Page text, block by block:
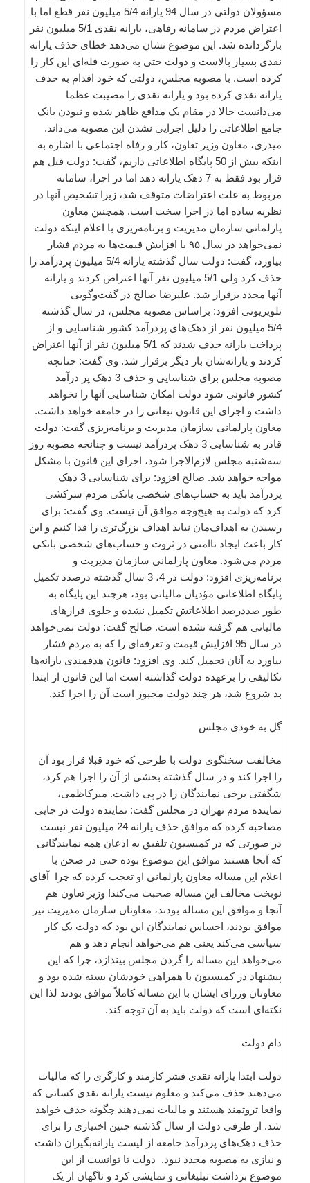
مسؤولان دولتی در سال 94 یارانه 5/4 میلیون نفر قطع اما با
اعتراض مردم در سامانه رفاهی، یارانه نقدی 5/1 میلیون نفر
بازگردانده شد. این موضوع نشان می‌دهد خطای حذف یارانه
نقدی بسیار بالاست و دولت حتی به صورت فله‌ای این کار را
کرده است. با مصوبه مجلس، دولتی که خود اقدام به حذف
یارانه نقدی کرده بود و یارانه نقدی را مصیبت عظما
می‌دانست حالا در مقام یک مدافع ظاهر شده و نبودن بانک
جامع اطلاعاتی را دلیل اجرایی نشدن این مصوبه می‌داند.
میدری، معاون وزیر تعاون، کار و رفاه اجتماعی با اشاره به
اینکه بیش از 50 پایگاه اطلاعاتی داریم، گفت: دولت قبل هم
قرار بود فقط به 7 دهک یارانه دهد اما در اجرا، سامانه
مربوط به علت اعتراضات متوقف شد، زیرا تشخیص آنها در
نظریه ساده اما در اجرا سخت است. همچنین معاون
پارلمانی سازمان مدیریت و برنامه‌ریزی با اعلام اینکه دولت
نمی‌خواهد در سال ۹۵ با افزایش قیمت‌ها به مردم فشار
بیاورد، گفت: دولت سال گذشته یارانه 5/4 میلیون پردرآمد را
حذف کرد ولی 5/1 میلیون نفر آنها اعتراض کردند و یارانه
آنها مجدد برقرار شد. علیرضا صالح در گفت‌وگویی
تلویزیونی افزود: براساس مصوبه مجلس، در سال گذشته
5/4 میلیون نفر از دهک‌های پردرآمد کشور شناسایی و از
پرداخت یارانه حذف شدند که 5/1 میلیون نفر از آنها اعتراض
کردند و یارانه‌شان بار دیگر برقرار شد. وی گفت: چنانچه
مصوبه مجلس برای شناسایی و حذف 3 دهک پر درآمد
کشور قانونی شود دولت امکان شناسایی آنها را نخواهد
داشت و اجرای این قانون تبعاتی را در جامعه خواهد داشت.
معاون پارلمانی سازمان مدیریت و برنامه‌ریزی گفت: دولت
قادر به شناسایی 3 دهک پردرآمد نیست و چنانچه مصوبه روز
سه‌شنبه مجلس لازم‌الاجرا شود، اجرای این قانون با مشکل
مواجه خواهد شد. صالح افزود: برای شناسایی 3 دهک
پردرآمد باید به حساب‌های شخصی بانکی مردم سرکشی
کرد که دولت به هیچ‌وجه موافق آن نیست. وی گفت: برای
رسیدن به اهداف‌مان نباید اهداف بزرگ‌تری را فدا کنیم و این
کار باعث ایجاد ناامنی در ثروت و حساب‌های شخصی بانکی
مردم می‌شود. معاون پارلمانی سازمان مدیریت و
برنامه‌ریزی افزود: دولت در 4، 3 سال گذشته درصدد تکمیل
پایگاه اطلاعاتی مؤدیان مالیاتی بود، هرچند این پایگاه به
طور صددرصد اطلاعاتش تکمیل نشده و جلوی فرارهای
مالیاتی هم گرفته نشده است. صالح گفت: دولت نمی‌خواهد
در سال 95 افزایش قیمت و تعرفه‌ای را که به مردم فشار
بیاورد به آنان تحمیل کند. وی افزود: قانون هدفمندی یارانه‌ها
تکالیفی را برعهده دولت گذاشته است اما این قانون از ابتدا
بد شروع شد، هر چند دولت مجبور است آن را اجرا کند.
گل به خودی مجلس
مخالفت سخنگوی دولت با طرحی که خود قبلا قرار بود آن
را اجرا کند و در سال گذشته بخشی از آن را اجرا هم کرد،
شگفتی برخی نمایندگان را در پی داشت. میرکاظمی،
نماینده مردم تهران در مجلس گفت:‌ نماینده دولت در جایی
مصاحبه کرده که موافق حذف یارانه 24 میلیون نفر نیست
در صورتی که در کمیسیون تلفیق به اذعان همه نمایندگانی
که آنجا هستند موافق این موضوع بوده حتی در صحن با
اعلام این مساله معاون پارلمانی او تعجب کرده که چرا آقای
نوبخت مخالف این مساله صحبت می‌کند! وزیر تعاون هم
آنجا و موافق این مساله بودند، معاونان سازمان مدیریت نیز
موافق بودند، احساس نمایندگان این بود که دولت یک کار
سیاسی می‌کند یعنی هم می‌خواهد انجام دهد و هم
می‌خواهد این مساله را گردن مجلس بیندازد، چرا که این
پیشنهاد در کمیسیون با همراهی خودشان بسته شده بود و
معاونان وزرای ایشان با این مساله کاملاً موافق بودند لذا این
نکته‌ای است که دولت باید به آن توجه کند.
دام دولت
دولت ابتدا یارانه نقدی قشر کارمند و کارگری را که مالیات
می‌دهند حذف می‌کند و معلوم نیست یارانه نقدی کسانی که
واقعا ثروتمند هستند و مالیات نمی‌دهند چگونه حذف خواهد
شد. از طرفی دولت از سال گذشته چنین اختیاری را برای
حذف دهک‌های پردرآمد جامعه از لیست یارانه‌بگیران داشت
و نیازی به مصوبه مجدد نبود. دولت تا توانست از این
موضوع برداشت تبلیغاتی و نمایشی کرد و ناگهان از یک